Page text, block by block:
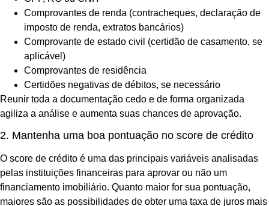
Comprovantes de renda (contracheques, declaração de
imposto de renda, extratos bancários)
Comprovante de estado civil (certidão de casamento, se
aplicável)
Comprovantes de residência
Certidões negativas de débitos, se necessário
Reunir toda a documentação cedo e de forma organizada
agiliza a análise e aumenta suas chances de aprovação.
2. Mantenha uma boa pontuação no score de crédito
O score de crédito é uma das principais variáveis analisadas
pelas instituições financeiras para aprovar ou não um
financiamento imobiliário. Quanto maior for sua pontuação,
maiores são as possibilidades de obter uma taxa de juros mais